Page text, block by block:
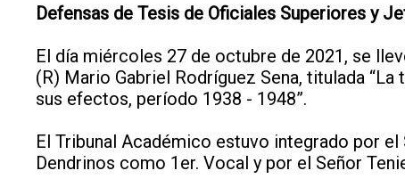
Defensas de Tesis de Oficiales Superiores y
El día miércoles 27 de octubre de 2021, se
(R) Mario Gabriel Rodríguez Sena, titulada
sus efectos, período 1938 - 1948”.
El Tribunal Académico estuvo integrado por
Dendrinos como 1er. Vocal y por el Señor